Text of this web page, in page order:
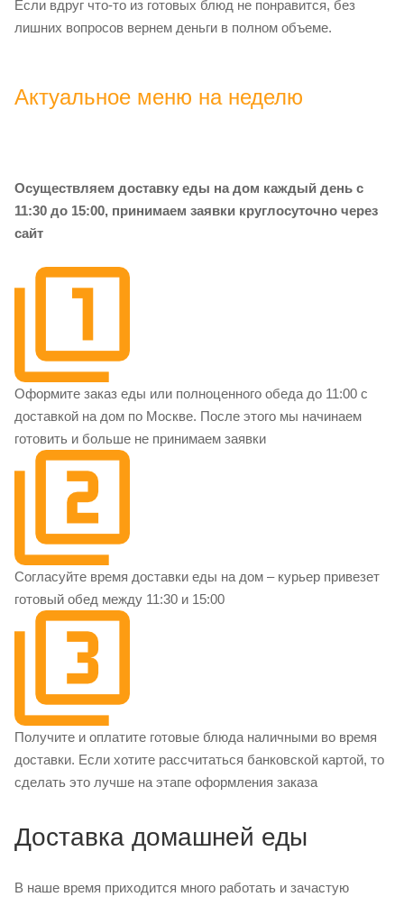
Если вдруг что-то из готовых блюд не понравится, без
лишних вопросов вернем деньги в полном объеме.
Актуальное меню на неделю
Осуществляем доставку еды на дом каждый день с
11:30 до 15:00, принимаем заявки круглосуточно через
сайт
Оформите заказ еды или полноценного обеда до 11:00 с
доставкой на дом по Москве. После этого мы начинаем
готовить и больше не принимаем заявки
Согласуйте время доставки еды на дом – курьер привезет
готовый обед между 11:30 и 15:00
Получите и оплатите готовые блюда наличными во время
доставки. Если хотите рассчитаться банковской картой, то
сделать это лучше на этапе оформления заказа
Доставка домашней еды
В наше время приходится много работать и зачастую